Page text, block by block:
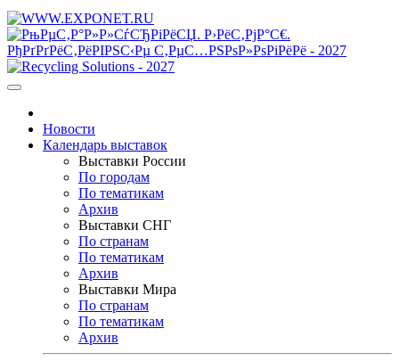
Новости
Календарь выставок
Выставки России
По городам
По тематикам
Архив
Выставки СНГ
По странам
По тематикам
Архив
Выставки Мира
По странам
По тематикам
Архив